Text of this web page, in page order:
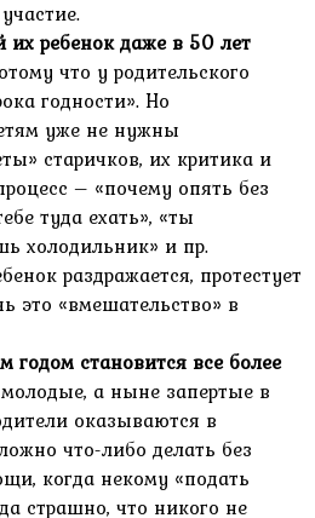
ребенок даже в 50 лет
что у родительского
годности». Но
уже не нужны
старичков, их критика и
– «почему опять без
туда ехать», «ты
холодильник» и пр.
раздражается, протестует
это «вмешательство» в
годом становится все более
а ныне запертые в
оказываются в
что-либо делать без
когда некому «подать
страшно, что никого не